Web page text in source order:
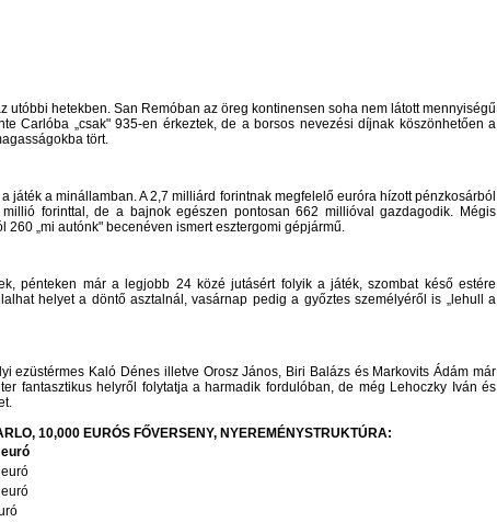
utóbbi hetekben. San Remóban az öreg kontinensen soha nem látott mennyiségű
Carlóba „csak" 935-en érkeztek, de a borsos nevezési díjnak köszönhetően a
tört.
játék a minállamban. A 2,7 milliárd forintnak megfelelő euróra hízott pénzkosárból
forinttal, de a bajnok egészen pontosan 662 millióval gazdagodik. Mégis
260 „mi autónk" becenéven ismert esztergomi gépjármű.
pénteken már a legjobb 24 közé jutásért folyik a játék, szombat késő estére
helyet a döntő asztalnál, vasárnap pedig a győztes személyéről is „lehull a
ezüstérmes Kaló Dénes illetve Orosz János, Biri Balázs és Markovits Ádám már
fantasztikus helyről folytatja a harmadik fordulóban, de még Lehoczky Iván és
10,000 EURÓS FŐVERSENY, NYEREMÉNYSTRUKTÚRA: